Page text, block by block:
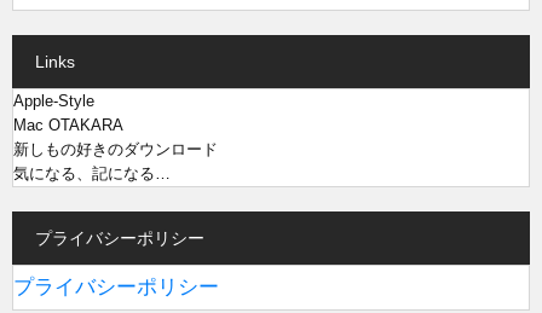
Links
Apple-Style
Mac OTAKARA
新しもの好きのダウンロード
気になる、記になる…
プライバシーポリシー
プライバシーポリシー